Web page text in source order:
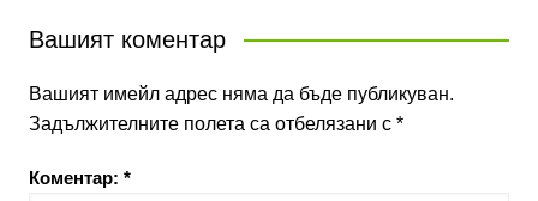
Вашият коментар
Вашият имейл адрес няма да бъде публикуван.
Задължителните полета са отбелязани с *
Коментар: *